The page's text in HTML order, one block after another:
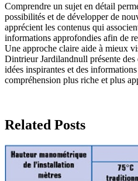
Comprendre un sujet en détail
possibilités et de développer de
apprécient les contenus qui
informations approfondies afin de
Une approche claire aide à mieux
Dintrieur Jardilandnull présente
idées inspirantes et des
compréhension plus riche et plus
Related Posts